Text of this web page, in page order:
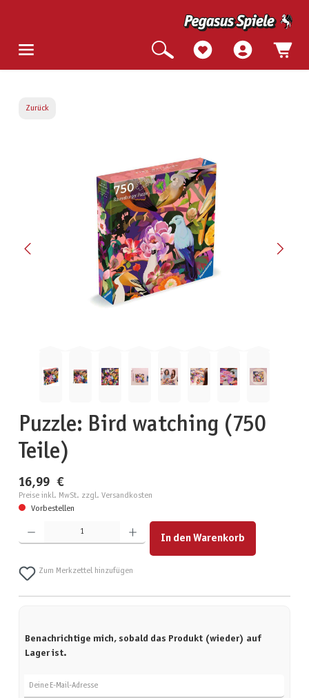
Zurück
Puzzle: Bird watching (750
Teile)
16,99 €
Preise inkl. MwSt. zzgl. Versandkosten
Vorbestellen
Produkt Anzahl: Gib den gewünschten Wert ein oder benutze die Schaltflächen um die Anzahl zu
In den Warenkorb
Zum Merkzettel hinzufügen
Benachrichtige mich, sobald das Produkt (wieder) auf
Lager ist.